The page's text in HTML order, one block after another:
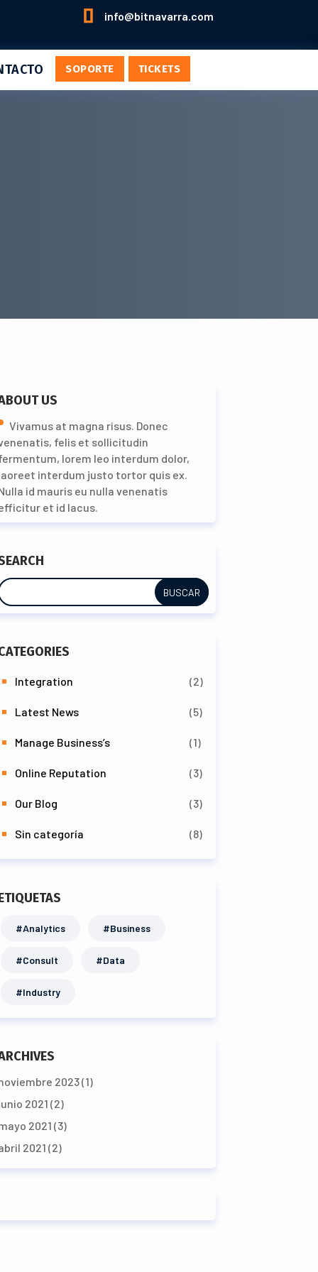
 info@bitnavarra.com
SOPORTE TICKETS
US
Vivamus at magna risus. Donec
felis et sollicitudin
lorem leo interdum dolor,
interdum justo tortor quis ex.
id mauris eu nulla venenatis
et id lacus.
Integration (2)
Latest News (5)
Manage Business’s (1)
Online Reputation (3)
Our Blog (3)
Sin categoría (8)
#Analytics #Business
#Consult #Data
#Industry
2023(1)
2021 (2)
2021 (3)
2021 (2)